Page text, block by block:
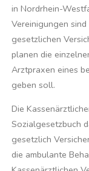
in Nordrhein-
Vereinigungen
gesetzlichen
planen die
Arztpraxen eines
geben soll.
Die
Sozialgesetzbuch
gesetzlich
die ambulante